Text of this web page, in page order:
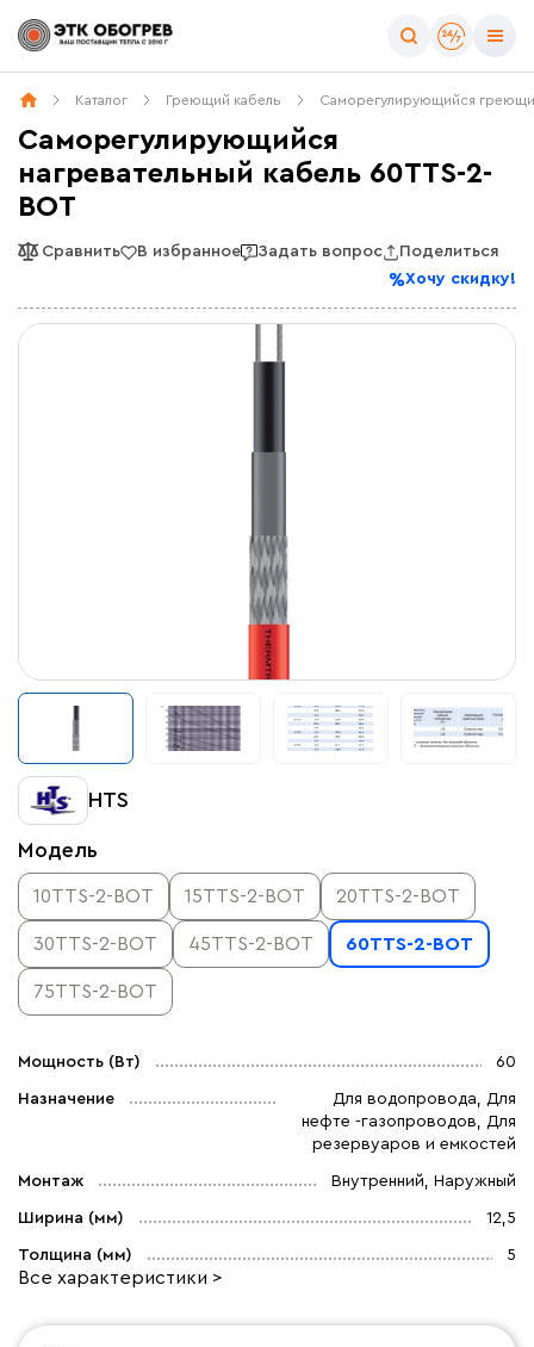
Каталог Греющий кабель Саморегулирующийся
Саморегулирующийся
нагревательный кабель 60TTS-2-
BOT
Сравнить В избранное Задать вопрос
Поделиться
Хочу скидку!
HTS
Модель
10TTS-2-BОТ 15TTS-2-BOT 20TTS-2-BОТ
30TTS-2-BOT 45TTS-2-BОТ 60TTS-2-BOT
75TTS-2-BOT
Мощность (Вт) 60
Назначение
Для водопровода, Для
нефте -газопроводов, Для
резервуаров и емкостей
Монтаж Внутренний, Наружный
Ширина (мм) 12,5
Толщина (мм) 5
Все характеристики >